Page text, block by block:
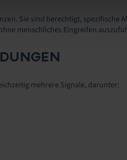
Sie sind berechtigt, spezifische
menschliches Eingreifen
mehrere Signale, darunter: